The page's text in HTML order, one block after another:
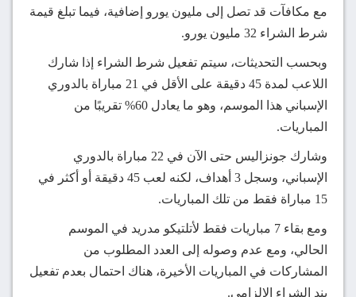
مع مكافآت قد تصل إلى مليون يورو إضافية، فيما تبلغ قيمة
شرط الشراء 32 مليون يورو.
وبحسب التحديثات، سيتم تفعيل شرط الشراء إذا شارك
اللاعب لمدة 45 دقيقة على الأقل في 21 مباراة بالدوري
الإسباني هذا الموسم، وهو ما يعادل 60% تقريبًا من
المباريات.
وشارك جونزاليس حتى الآن في 22 مباراة بالدوري
الإسباني، وسجل 3 أهداف، لكنه لعب 45 دقيقة أو أكثر في
15 مباراة فقط من تلك المباريات.
ومع بقاء 7 مباريات فقط لأتلتيكو مدريد في الموسم
الحالي، ومع عدم وصوله إلى العدد المطلوب من
المشاركات في المباريات الأخيرة، هناك احتمال بعدم تفعيل
بند الشراء الإلزامي.